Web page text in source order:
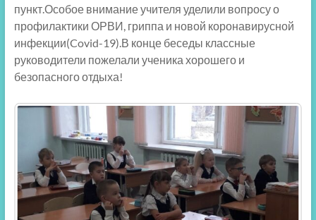
пункт.Особое внимание учителя уделили вопросу о
профилактики ОРВИ, гриппа и новой коронавирусной
инфекции(Covid-19).В конце беседы классные
руководители пожелали ученика хорошего и
безопасного отдыха!